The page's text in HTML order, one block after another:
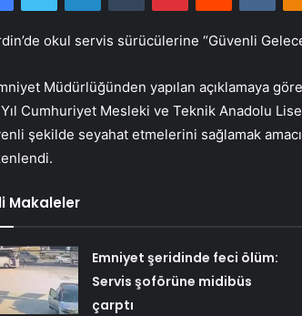
okul servis sürücülerine “Güvenli
Müdürlüğünden yapılan açıklamaya
Cumhuriyet Mesleki ve Teknik Anadolu
şekilde seyahat etmelerini sağlamak
Makaleler
Emniyet şeridinde feci ölüm:
Servis şoförüne midibüs
çarptı